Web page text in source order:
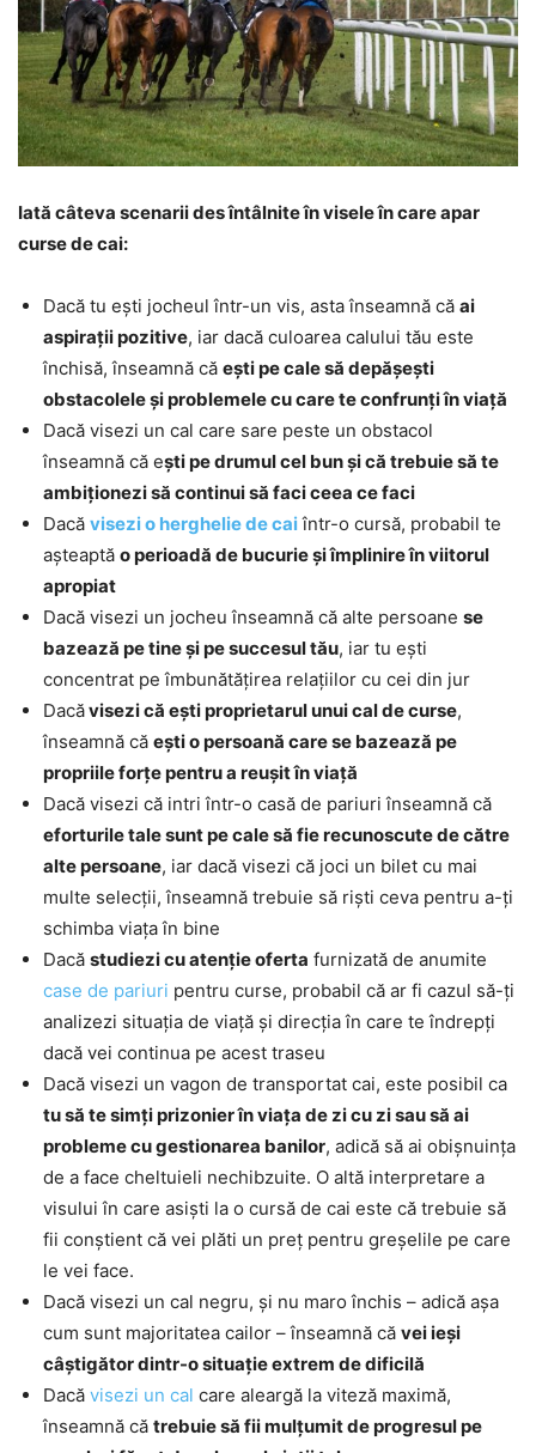
Iată câteva scenarii des întâlnite în visele în care apar
curse de cai:
Dacă tu ești jocheul într-un vis, asta înseamnă că ai
aspirații pozitive, iar dacă culoarea calului tău este
închisă, înseamnă că ești pe cale să depășești
obstacolele și problemele cu care te confrunți în viață
Dacă visezi un cal care sare peste un obstacol
înseamnă că ești pe drumul cel bun și că trebuie să te
ambiționezi să continui să faci ceea ce faci
Dacă visezi o herghelie de caiîntr-o cursă, probabil te
așteaptă o perioadă de bucurie și împlinire în viitorul
apropiat
Dacă visezi un jocheu înseamnă că alte persoane se
bazează pe tine și pe succesul tău, iar tu ești
concentrat pe îmbunătățirea relațiilor cu cei din jur
Dacăvisezi că ești proprietarul unui cal de curse,
înseamnă că ești o persoană care se bazează pe
propriile forțe pentru a reușit în viață
Dacă visezi că intri într-o casă de pariuri înseamnă că
eforturile tale sunt pe cale să fie recunoscute de către
alte persoane, iar dacă visezi că joci un bilet cu mai
multe selecții, înseamnă trebuie să riști ceva pentru a-ți
schimba viața în bine
Dacă studiezi cu atenție oferta furnizată de anumite
case de pariuri pentru curse, probabil că ar fi cazul să-ți
analizezi situația de viață și direcția în care te îndrepți
dacă vei continua pe acest traseu
Dacă visezi un vagon de transportat cai, este posibil ca
tu să te simți prizonier în viața de zi cu zi sau să ai
probleme cu gestionarea banilor, adică să ai obișnuința
de a face cheltuieli nechibzuite. O altă interpretare a
visului în care asiști la o cursă de cai este că trebuie să
fii conștient că vei plăti un preț pentru greșelile pe care
le vei face.
Dacă visezi un cal negru, și nu maro închis – adică așa
cum sunt majoritatea cailor – înseamnă că vei ieși
câștigător dintr-o situație extrem de dificilă
Dacă visezi un cal care aleargă la viteză maximă,
înseamnă că trebuie să fii mulțumit de progresul pe